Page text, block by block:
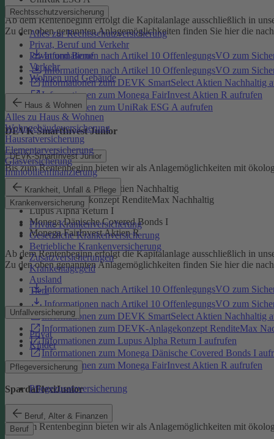
Rechtsschutzversicherung
Alles zur Rechtsschutzversicherung
Privat, Beruf und Verkehr
Privat und Beruf
Verkehr
Wohnen und Gebäude
Haus & Wohnen
Alles zu Haus & Wohnen
Wohngebäudeversicherung
Hausratversicherung
Elementarversicherung
Glasversicherung
Immobilienfinanzierung
Krankheit, Unfall & Pflege
Krankenversicherung
Private Krankenversicherung
Gesetzliche Krankenversicherung
Betriebliche Krankenversicherung
Zusatzversicherungen
Krankentagegeld
Ausland
Tiere
Unfallversicherung
Privat
Kinder
Pflegeversicherung
Pflegezusatzversicherung
Beruf, Alter & Finanzen
Beruf
Ab dem Rentenbeginn erfolgt die Kapitalanlage ausschließlich in
Zu den oben genannten Anlagemöglichkeiten finden Sie hier die
Informationen nach Artikel 10 OffenlegungsVO zum
Informationen nach Artikel 10 OffenlegungsVO zum
Informationen zum DEVK SmartSelect Aktien Nachhaltig
Informationen zum Monega FairInvest Aktien R aufrufen
Informationen zum UniRak ESG A aufrufen
DEVK-SmartInvest Junior
DEVK-SmartInvest Junior
Bis zum Rentenbeginn bieten wir als Anlagemöglichkeiten mit
DEVK SmartSelect Aktien Nachhaltig
DEVK-Anlagekonzept RenditeMax Nachhaltig
Lupus Alpha Return I
Monega Dänische Covered Bonds I
Monega FairInvest Aktien R
Ab dem Rentenbeginn erfolgt die Kapitalanlage ausschließlich in
Zu den oben genannten Anlagemöglichkeiten finden Sie hier die
Informationen nach Artikel 10 OffenlegungsVO zum
Informationen nach Artikel 10 OffenlegungsVO zum
Informationen zum DEVK SmartSelect Aktien Nachhaltig
Informationen zum DEVK-Anlagekonzept RenditeMax
Informationen zum Lupus Alpha Return I aufrufen
Informationen zum Monega Dänische Covered Bonds I
Informationen zum Monega FairInvest Aktien R aufrufen
SpardaFlexiJunior
SpardaFlexiJunior
Bis zum Rentenbeginn bieten wir als Anlagemöglichkeiten mit